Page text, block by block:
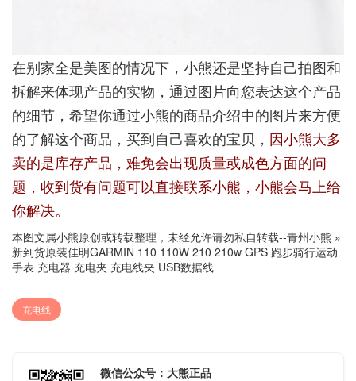
在别家全是美图的情况下，小熊还是坚持自己拍图和
拆解来体现产品的实物，通过图片向您表达这个产品
的细节，希望你通过小熊的商品介绍中的图片来方便
的了解这个商品，买到自己喜欢的宝贝， 因小熊大多
卖的是库存产品，难免会出现质量或成色方面的问
题，收到货有问题可以直接联系小熊，小熊会马上给
你解决。
本图文属小熊原创或转载整理，未经允许请勿私自转载--青州小熊 »
新到货原装佳明GARMIN 110 110W 210 210w GPS 跑步骑行运动
手表 充电器 充电夹 充电线夹 USB数据线
充电线
微信公众号：大熊正品